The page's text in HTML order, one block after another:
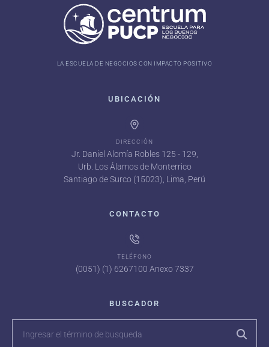
LA ESCUELA DE NEGOCIOS CON IMPACTO POSITIVO
UBICACIÓN
DIRECCIÓN
Jr. Daniel Alomía Robles 125 - 129,
Urb. Los Álamos de Monterrico
Santiago de Surco (15023), Lima, Perú
CONTACTO
TELÉFONO
(0051) (1) 6267100 Anexo 7337
BUSCADOR